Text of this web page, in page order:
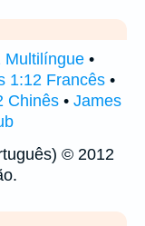
Multilíngue •
1:12 Francês •
Chinês • James
© 2012